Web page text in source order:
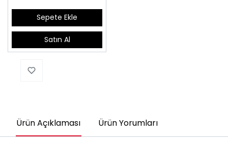
Sepete Ekle
Satın Al
Ürün Açıklaması Ürün Yorumları